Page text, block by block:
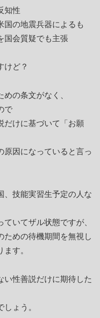
知性
の地震兵器によるも
国会質疑でも主張
けど？
の条文がなく、
で
だけに基づいて「お願
原因になっていると言っ
、技能実習生予定の人な
いてザル状態ですが、
ための待機期間を無視し
す。
い性善説だけに期待した
ょう。